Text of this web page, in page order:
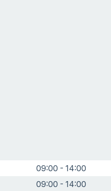
09:00 - 14:00
09:00 - 14:00